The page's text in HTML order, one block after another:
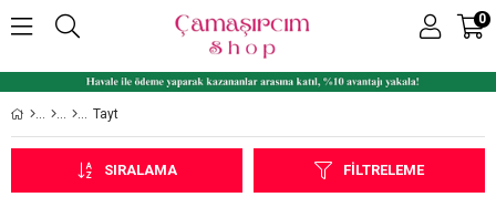
0
Tayt
FILTRELEME
SIRALAMA